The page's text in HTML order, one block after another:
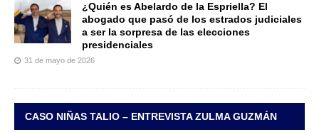
¿Quién es Abelardo de la Espriella? El
abogado que pasó de los estrados judiciales
a ser la sorpresa de las elecciones
presidenciales
31 de mayo de 2026
CASO NIÑAS TALIO – ENTREVISTA ZULMA GUZMÁN